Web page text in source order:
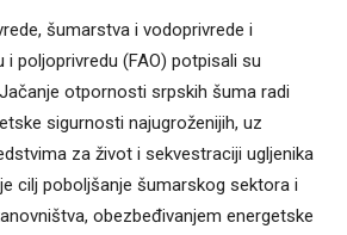
šumarstva i vodoprivrede i
i poljoprivredu (FAO) potpisali su
otpornosti srpskih šuma radi
sigurnosti najugroženijih, uz
za život i sekvestraciji ugljenika
je cilj poboljšanje šumarskog sektora i
obezbeđivanjem energetske